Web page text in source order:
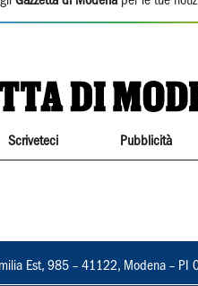
Scriveteci Pubblicità
Est, 985 – 41122, Modena –